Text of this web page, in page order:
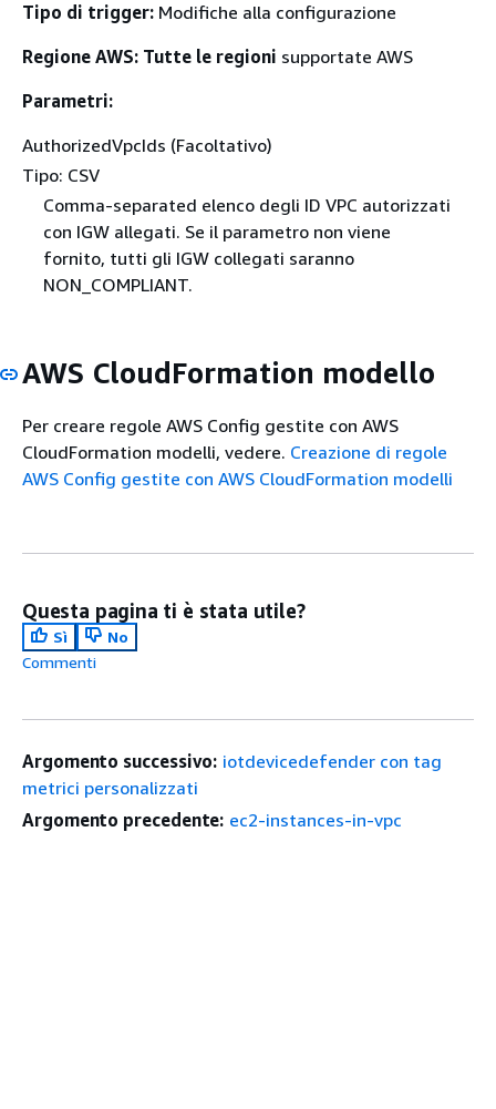
Tipo di trigger: Modifiche alla configurazione
Regione AWS: Tutte le regioni supportate AWS
Parametri:
AuthorizedVpcIds (Facoltativo)
Tipo: CSV
Comma-separated elenco degli ID VPC autorizzati
con IGW allegati. Se il parametro non viene
fornito, tutti gli IGW collegati saranno
NON_COMPLIANT.
AWS CloudFormation modello
Per creare regole AWS Config gestite con AWS
CloudFormation modelli, vedere. Creazione di regole
AWS Config gestite con AWS CloudFormation modelli
Questa pagina ti è stata utile?
Sì
No
Commenti
Argomento successivo: iotdevicedefender con tag
metrici personalizzati
Argomento precedente: ec2-instances-in-vpc